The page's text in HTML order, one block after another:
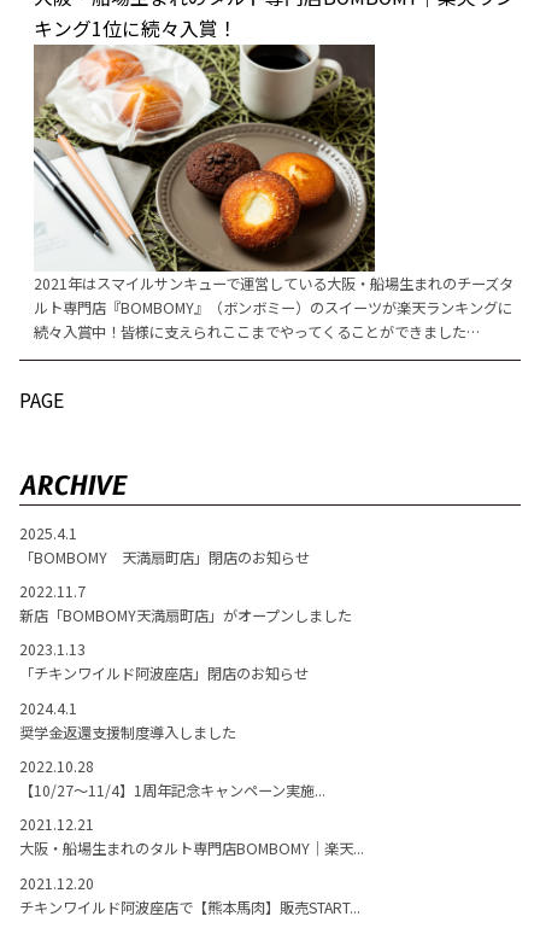
キング1位に続々入賞！
2021年はスマイルサンキューで運営している大阪・船場生まれのチーズタ
ルト専門店『BOMBOMY』（ボンボミー）のスイーツが楽天ランキングに
続々入賞中！皆様に支えられここまでやってくることができました…
PAGE
ARCHIVE
2025.4.1
「BOMBOMY 天満扇町店」閉店のお知らせ
2022.11.7
新店「BOMBOMY天満扇町店」がオープンしました
2023.1.13
「チキンワイルド阿波座店」閉店のお知らせ
2024.4.1
奨学金返還支援制度導入しました
2022.10.28
【10/27～11/4】1周年記念キャンペーン実施...
2021.12.21
大阪・船場生まれのタルト専門店BOMBOMY｜楽天...
2021.12.20
チキンワイルド阿波座店で【熊本馬肉】販売START...